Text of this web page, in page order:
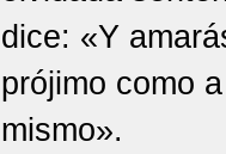
dice: «Y
prójimo como
mismo».